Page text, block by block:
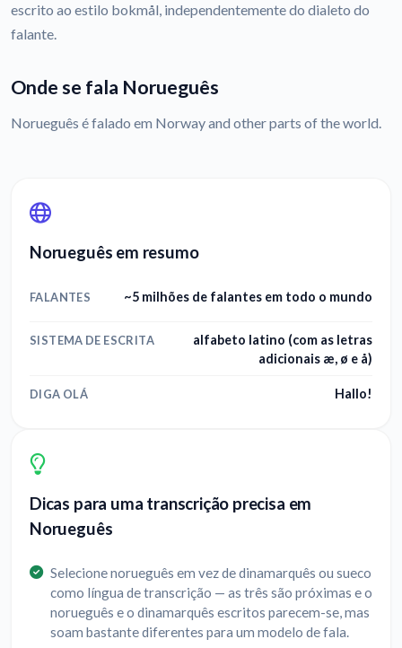
escrito ao estilo bokmål, independentemente do dialeto do
falante.
Onde se fala Norueguês
Norueguês é falado em Norway and other parts of the world.
Norueguês em resumo
FALANTES ~5 milhões de falantes em todo o mundo
SISTEMA DE ESCRITA
alfabeto latino (com as letras
adicionais æ, ø e å)
DIGA OLÁ Hallo!
Dicas para uma transcrição precisa em
Norueguês
Selecione norueguês em vez de dinamarquês ou sueco
como língua de transcrição — as três são próximas e o
norueguês e o dinamarquês escritos parecem-se, mas
soam bastante diferentes para um modelo de fala.